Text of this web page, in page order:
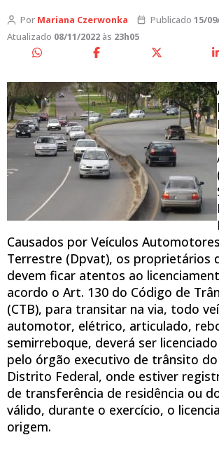
Por Mariana Czerwonka Publicado 15/
Atualizado 08/11/2022 às 23h05
Causados por Veículos
Terrestre (Dpvat), os proprietários
devem ficar atentos ao
acordo o Art. 130 do Código de
(CTB), para transitar na via, todo
automotor, elétrico, articulado,
semirreboque, deverá ser
pelo órgão executivo de trânsito
Distrito Federal, onde estiver
de transferência de residência ou
válido, durante o exercício, o
origem.